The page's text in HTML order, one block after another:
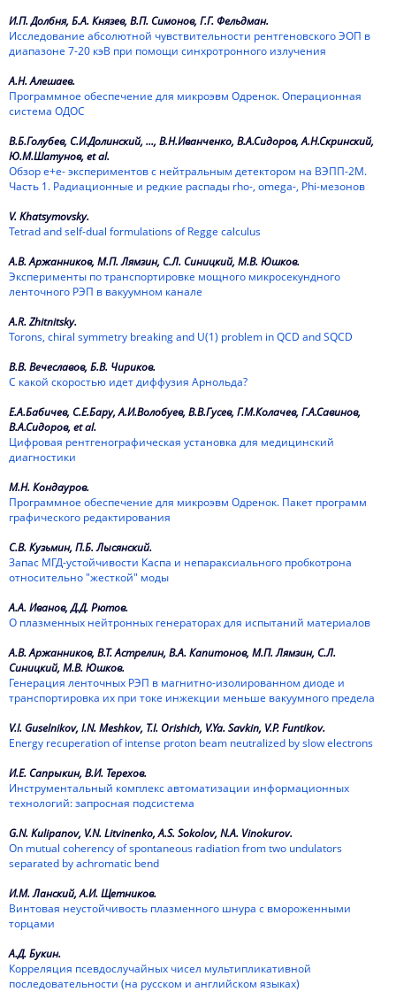
1963
И.П. Долбня, Б.А. Князев, В.П. Симонов, Г.Г. Фельдман.
Исследование абсолютной чувствительности рентгеновского ЭОП в
диапазоне 7-20 кэВ при помощи синхротронного излучения
А.Н. Алешаев.
Программное обеспечение для микроэвм Одренок. Операционная
система ОДОС
В.Б.Голубев, С.И.Долинский, ..., В.Н.Иванченко, В.А.Сидоров, А.Н.Скринский,
Ю.М.Шатунов, et al.
Обзор е+е- экспериментов с нейтральным детектором на ВЭПП-2М.
Часть 1. Радиационные и редкие распады rho-, omega-, Phi-мезонов
V. Khatsymovsky.
Tetrad and self-dual formulations of Regge calculus
А.В. Аржанников, М.П. Лямзин, С.Л. Синицкий, М.В. Юшков.
Эксперименты по транспортировке мощного микросекундного
ленточного РЭП в вакуумном канале
A.R. Zhitnitsky.
Torons, chiral symmetry breaking and U(1) problem in QCD and SQCD
В.В. Вечеславов, Б.В. Чириков.
С какой скоростью идет диффузия Арнольда?
Е.А.Бабичев, С.Е.Бару, А.И.Волобуев, В.В.Гусев, Г.М.Колачев, Г.А.Савинов,
В.А.Сидоров, et al.
Цифровая рентгенографическая установка для медицинский
диагностики
М.Н. Кондауров.
Программное обеспечение для микроэвм Одренок. Пакет программ
графического редактирования
С.В. Кузьмин, П.Б. Лысянский.
Запас МГД-устойчивости Каспа и непараксиального пробкотрона
относительно "жесткой" моды
А.А. Иванов, Д.Д. Рютов.
О плазменных нейтронных генераторах для испытаний материалов
А.В. Аржанников, В.Т. Астрелин, В.А. Капитонов, М.П. Лямзин, С.Л.
Синицкий, М.В. Юшков.
Генерация ленточных РЭП в магнитно-изолированном диоде и
транспортировка их при токе инжекции меньше вакуумного предела
V.I. Guselnikov, I.N. Meshkov, T.I. Orishich, V.Ya. Savkin, V.P. Funtikov.
Energy recuperation of intense proton beam neutralized by slow electrons
И.Е. Сапрыкин, В.И. Терехов.
Инструментальный комплекс автоматизации информационных
технологий: запросная подсистема
G.N. Kulipanov, V.N. Litvinenko, A.S. Sokolov, N.A. Vinokurov.
On mutual coherency of spontaneous radiation from two undulators
separated by achromatic bend
И.М. Ланский, А.И. Щетников.
Винтовая неустойчивость плазменного шнура с вмороженными
торцами
А.Д. Букин.
Корреляция псевдослучайных чисел мультипликативной
последовательности (на русском и английском языках)